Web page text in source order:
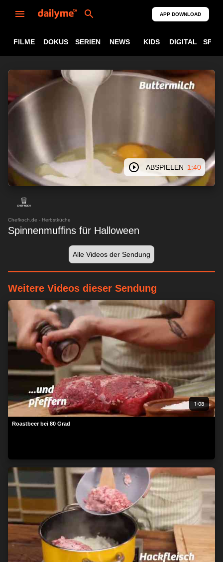
APP DOWNLOAD
FILME DOKUS SERIEN NEWS KIDS DIGITAL
ABSPIELEN 1:40
Chefkoch.de - Herbstküche
Spinnenmuffins für Halloween
Alle Videos der Sendung
Weitere Videos dieser Sendung
1:08
Roastbeer bei 80 Grad